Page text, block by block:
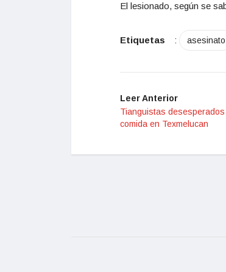
El lesionado, según se
Etiquetas : asesinato
Leer Anterior
Tianguistas
comida en Texmelucan